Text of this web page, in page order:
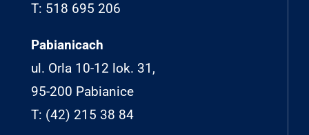
T: 518 695 206
Pabianicach
ul. Orla 10-12 lok. 31,
95-200 Pabianice
T: (42) 215 38 84